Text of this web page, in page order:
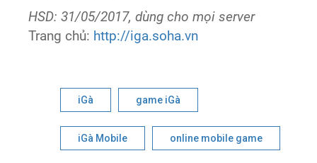
HSD: 31/05/2017, dùng cho mọi server
Trang chủ: http://iga.soha.vn
iGà game iGà
iGà Mobile online mobile game